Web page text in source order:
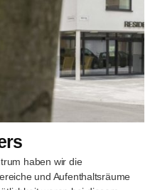
haben wir die
und Aufenthaltsräume